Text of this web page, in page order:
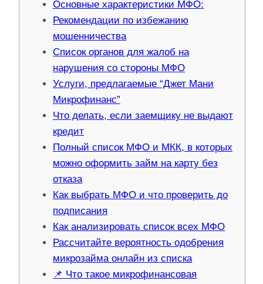
Основные характеристики МФО:
Рекомендации по избежанию
мошенничества
Список органов для жалоб на
нарушения со стороны МФО
Услуги, предлагаемые “Джет Мани
Микрофинанс”
Что делать, если заемщику не выдают
кредит
Полный список МФО и МКК, в которых
можно оформить займ на карту без
отказа
Как выбрать МФО и что проверить до
подписания​
Как анализировать список всех МФО
Рассчитайте вероятность одобрения
микрозайма онлайн из списка
📌 Что такое микрофинансовая